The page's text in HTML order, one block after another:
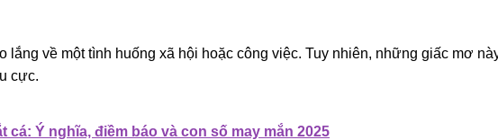
lắng về một tình huống xã hội hoặc công việc. Tuy nhiên, những giấc mơ
cực.
cá: Ý nghĩa, điềm báo và con số may mắn 2025